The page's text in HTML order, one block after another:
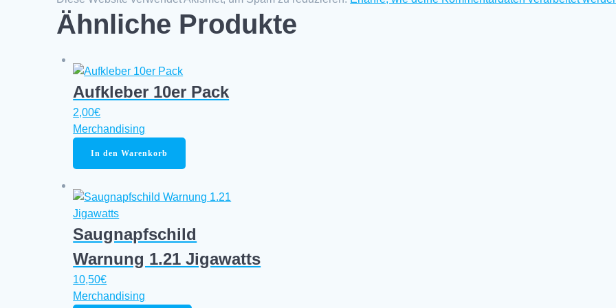
Ähnliche Produkte
Aufkleber 10er Pack
2,00€
Merchandising
In den Warenkorb
Saugnapfschild
Warnung 1.21 Jigawatts
10,50€
Merchandising